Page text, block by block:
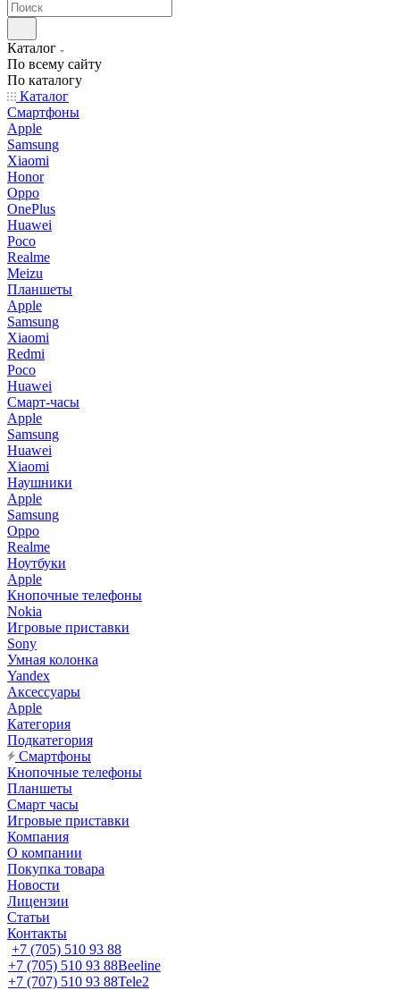
Каталог
По всему сайту
По каталогу
Каталог
Смартфоны
Apple
Samsung
Xiaomi
Honor
Oppo
OnePlus
Huawei
Poco
Realme
Meizu
Планшеты
Apple
Samsung
Xiaomi
Redmi
Poco
Huawei
Смарт-часы
Apple
Samsung
Huawei
Xiaomi
Наушники
Apple
Samsung
Oppo
Realme
Ноутбуки
Apple
Кнопочные телефоны
Nokia
Игровые приставки
Sony
Умная колонка
Yandex
Аксессуары
Apple
Категория
Подкатегория
Смартфоны
Кнопочные телефоны
Планшеты
Смарт часы
Игровые приставки
Компания
О компании
Покупка товара
Новости
Лицензии
Статьи
Контакты
+7 (705) 510 93 88
+7 (705) 510 93 88Beeline
+7 (707) 510 93 88Tele2